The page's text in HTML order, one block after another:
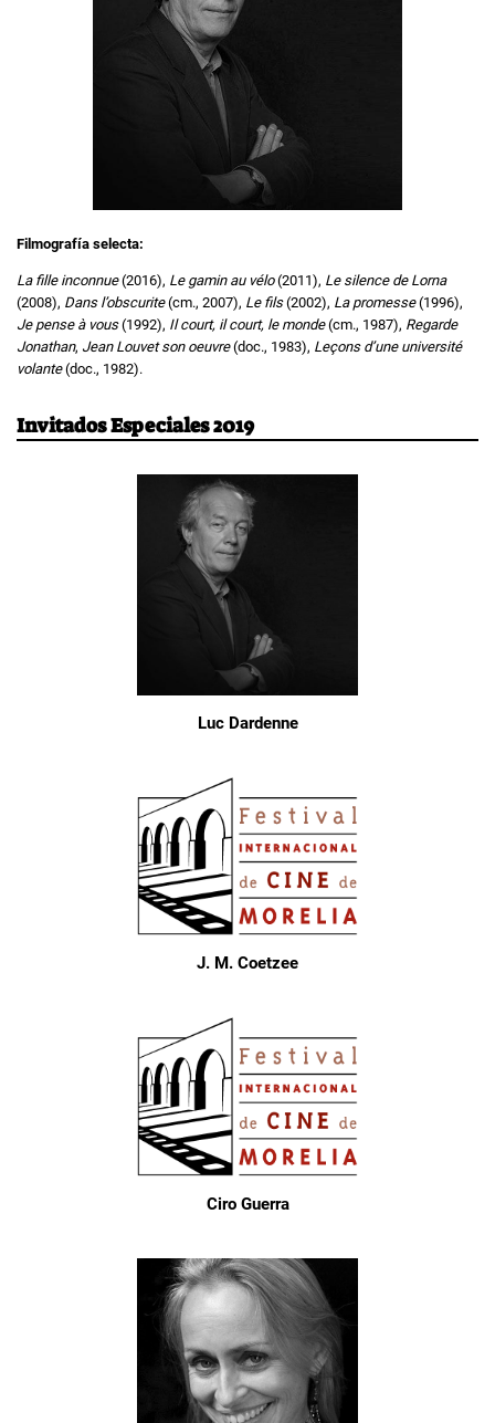
Filmografía selecta:
La fille inconnue(2016), Le gamin au vélo(2011), Le silence de Lorna
(2008), Dans l’obscurite(cm., 2007), Le fils(2002), La promesse(1996),
Je pense à vous(1992), Il court, il court, le monde(cm., 1987), Regarde
Jonathan, Jean Louvet son oeuvre(doc., 1983), Leçons d’une université
volante(doc., 1982).
Invitados Especiales 2019
Luc Dardenne
J. M. Coetzee
Ciro Guerra